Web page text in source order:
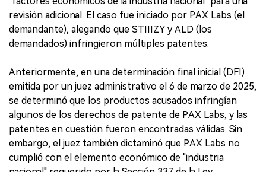
revisión adicional. El caso fue iniciado por PAX Labs (el
demandante), alegando que STIIIZY y ALD (los
demandados) infringieron múltiples patentes.
Anteriormente, en una determinación final inicial (DFI)
emitida por un juez administrativo el 6 de marzo de 2025,
se determinó que los productos acusados infringían
algunos de los derechos de patente de PAX Labs, y las
patentes en cuestión fueron encontradas válidas. Sin
embargo, el juez también dictaminó que PAX Labs no
cumplió con el elemento económico de "industria